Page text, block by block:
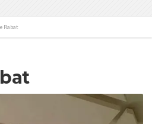
Rabat